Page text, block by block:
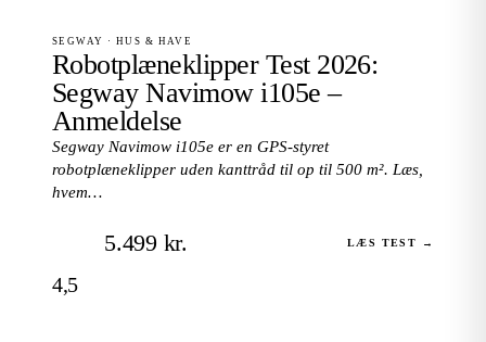
SEGWAY · HUS & HAVE
Robotplæneklipper Test 2026:
Segway Navimow i105e –
Anmeldelse
Segway Navimow i105e er en GPS-styret
robotplæneklipper uden kanttråd til op til 500 m². Læs,
hvem…
4,5
5.499 kr. LÆS TEST →